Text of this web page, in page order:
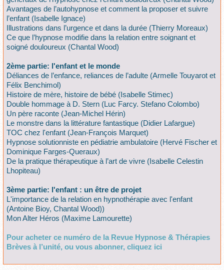
Avantages de l’autohypnose et comment la proposer et suivre
l’enfant (Isabelle Ignace)
Illustrations dans l’urgence et dans la durée (Thierry Moreaux)
Ce que l’hypnose modifie dans la relation entre soignant et
soigné douloureux (Chantal Wood)
2ème partie: l'enfant et le monde
Déliances de l’enfance, reliances de l’adulte (Armelle Touyarot et
Félix Benchimol)
Histoire de mère, histoire de bébé (Isabelle Stimec)
Double hommage à D. Stern (Luc Farcy. Stefano Colombo)
Un père raconte (Jean-Michel Hérin)
Le monstre dans la littérature fantastique (Didier Lafargue)
TOC chez l'enfant (Jean-François Marquet)
Hypnose solutionniste en pédiatrie ambulatoire (Hervé Fischer et
Dominique Farges-Queraux)
De la pratique thérapeutique à l’art de vivre (Isabelle Celestin
Lhopiteau)
3ème partie: l'enfant : un être de projet
L'importance de la relation en hypnothérapie avec l'enfant
(Antoine Bioy, Chantal Wood))
Mon Alter Héros (Maxime Lamourette)
Pour acheter ce numéro de la Revue Hypnose & Thérapies
Brèves à l’unité, ou vous abonner, cliquez ici